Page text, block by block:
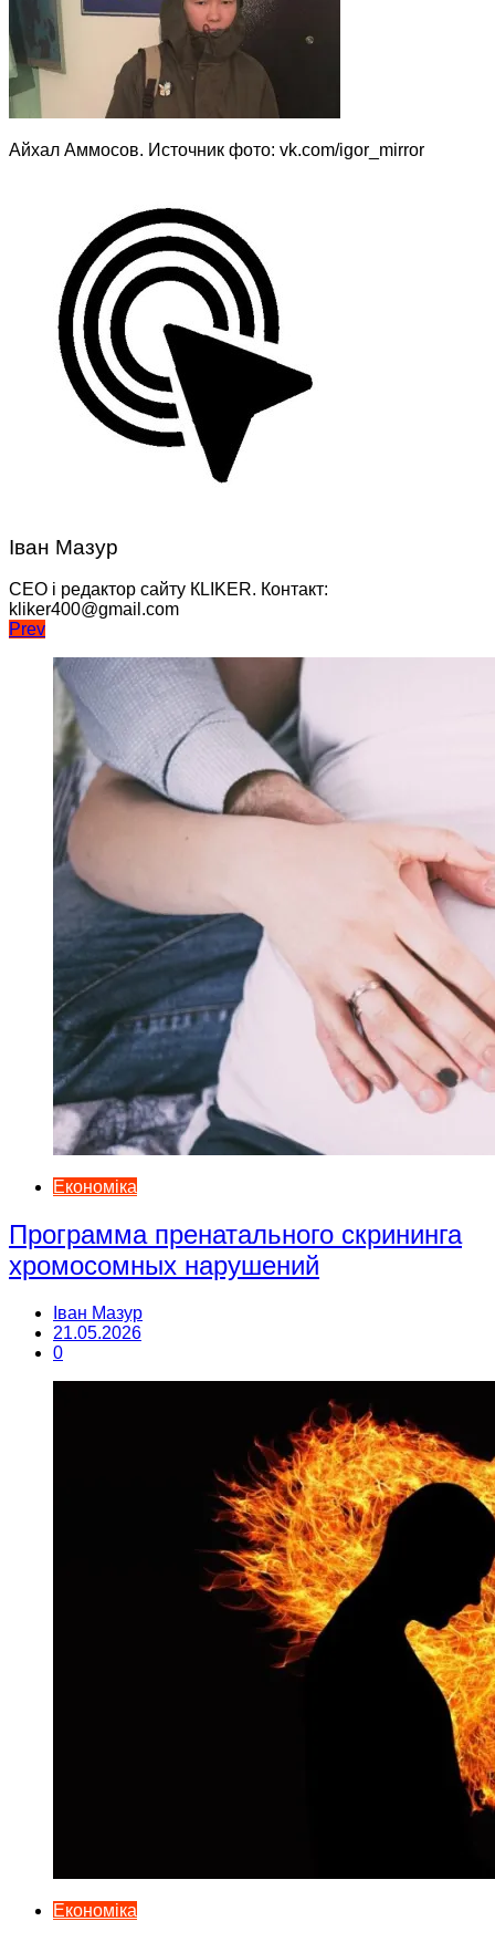
Айхал Аммосов. Источник фото: vk.com/igor_mirror
Іван Мазур
CEO і редактор сайту КLIKER. Контакт:
kliker400@gmail.com
Навігація
записів
Prev
Економіка
Программа пренатального скрининга
хромосомных нарушений
Іван Мазур
21.05.2026
0
Економіка